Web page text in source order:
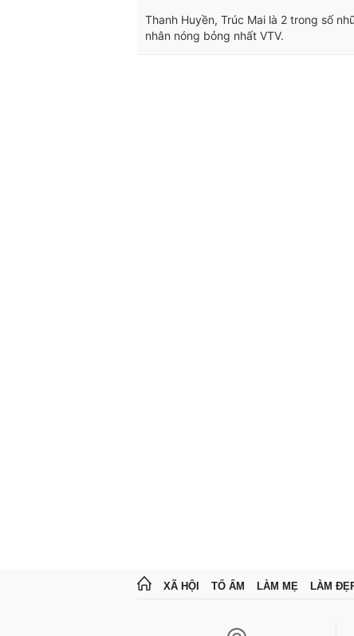
Thanh Huyền, Trúc Mai là 2 trong số
nhân nóng bỏng nhất VTV.
XÃ HỘI TỔ ẤM LÀM MẸ LÀM